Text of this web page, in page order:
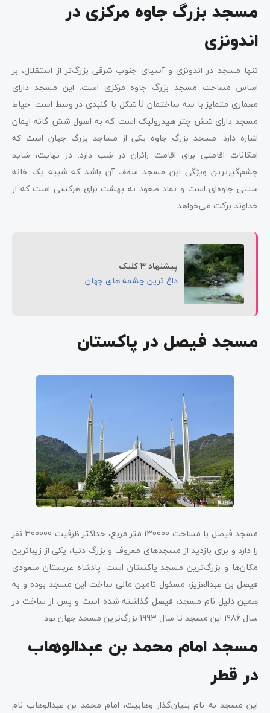
مسجد بزرگ جاوه مرکزی در
اندونزی
تنها مسجد در اندونزی و آسیای جنوب شرقی بزرگ‌تر از استقلال، بر
اساس مساحت مسجد بزرگ جاوه مرکزی است. این مسجد دارای
معماری متمایز با سه ساختمان U شکل با گنبدی در وسط است. حیاط
مسجد دارای شش چتر هیدرولیک است که به اصول شش گانه ایمان
اشاره دارد. مسجد بزرگ جاوه یکی از مساجد بزرگ جهان است که
امکانات اقامتی برای اقامت زائران در شب دارد. در نهایت، شاید
چشم‌گیرترین ویژگی این مسجد سقف آن باشد که شبیه یک خانه
سنتی جاوه‌ای است و نماد صعود به بهشت برای هرکسی است که از
خداوند برکت می‌خواهد.
پیشنهاد 3 کلیک
داغ ترین چشمه های جهان
مسجد فیصل در پاکستان
مسجد فیصل با مساحت 130000 متر مربع، حداکثر ظرفیت 300000 نفر
را دارد و برای بازدید از مسجدهای معروف و بزرگ دنیا، یکی از زیباترین
مکان‌ها و بزرگ‌ترین مسجد پاکستان است. پادشاه عربستان سعودی
فیصل بن عبدالعزیز، مسئول تامین مالی ساخت این مسجد بوده و به
همین دلیل نام مسجد، فیصل گذاشته شده است و پس از ساخت در
سال 1986 این مسجد تا سال 1993 بزرگ‌ترین مسجد جهان بود.
مسجد امام محمد بن عبدالوهاب
در قطر
این مسجد به نام بنیان‌گذار وهابیت، امام محمد بن عبدالوهاب نام